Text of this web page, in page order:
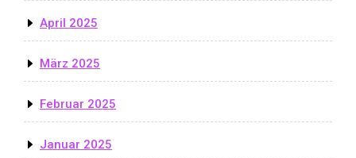
April 2025
März 2025
Februar 2025
Januar 2025